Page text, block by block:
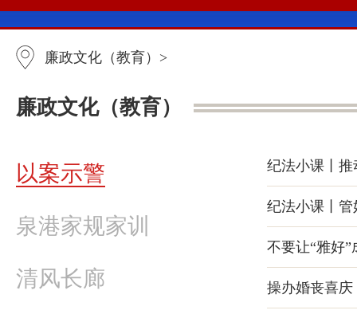
廉政文化（教育） >
廉政文化（教育）
以案示警
泉港家规家训
清风长廊
纪法小课丨
纪法小课丨
不要让“雅好”
操办婚丧喜